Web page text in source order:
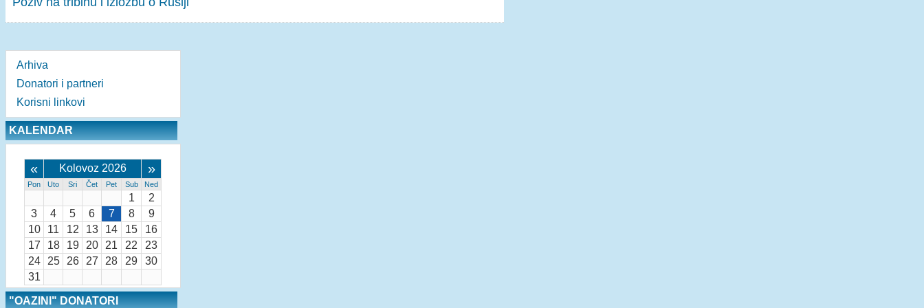
Arhiva
Donatori i partneri
Korisni linkovi
KALENDAR
« Kolovoz 2026 »
Pon Uto Sri Čet Pet Sub Ned
1
2
3
4 5 6 7 8
9
10
11 12 13 14 15
16
17
18 19 20 21 22
23
24
25 26 27 28 29
30
31
"OAZINI" DONATORI